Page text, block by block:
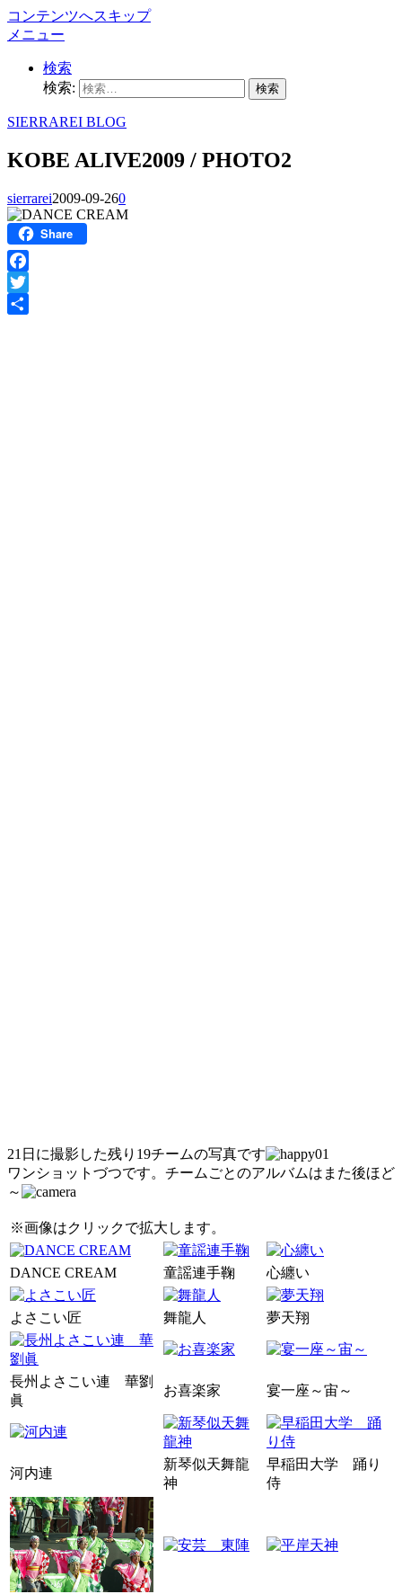
コンテンツへスキップ
メニュー
検索
検索:
SIERRAREI BLOG
KOBE ALIVE2009 / PHOTO2
sierrarei2009-09-260
Share
Facebook
Twitter
21日に撮影した残り19チームの写真です
ワンショットづつです。チームごとのアルバムはまた後ほど
～
※画像はクリックで拡大します。
DANCE CREAM 童謡連手鞠 心纏い
よさこい匠 舞龍人 夢天翔
長州よさこい連 華劉
眞
お喜楽家 宴一座～宙～
河内連
新琴似天舞龍
神
早稲田大学 踊り
侍